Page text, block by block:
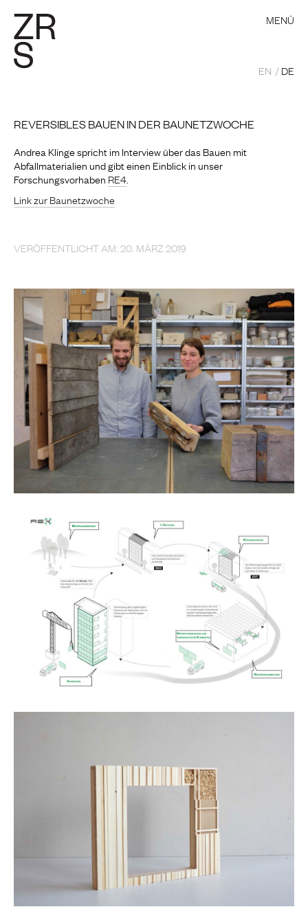
MENÜ
EN DE
REVERSIBLES BAUEN IN DER BAUNETZWOCHE
Andrea Klinge spricht im Interview über das Bauen mit
Abfallmaterialien und gibt einen Einblick in unser
Forschungsvorhaben RE4
Link zur Baunetzwoche
VERÖFFENTLICHT AM: 20. MÄRZ 2019